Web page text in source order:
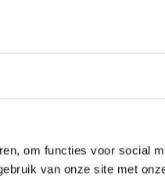
om functies voor social
van onze site met